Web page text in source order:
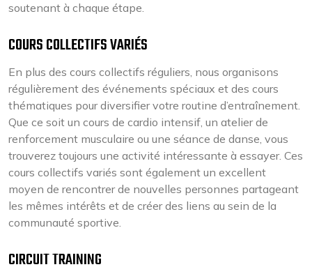
soutenant à chaque étape.
COURS COLLECTIFS VARIÉS
En plus des cours collectifs réguliers, nous organisons
régulièrement des événements spéciaux et des cours
thématiques pour diversifier votre routine d’entraînement.
Que ce soit un cours de cardio intensif, un atelier de
renforcement musculaire ou une séance de danse, vous
trouverez toujours une activité intéressante à essayer. Ces
cours collectifs variés sont également un excellent
moyen de rencontrer de nouvelles personnes partageant
les mêmes intérêts et de créer des liens au sein de la
communauté sportive.
CIRCUIT TRAINING